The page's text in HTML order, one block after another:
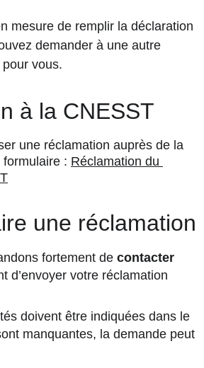
mesure de remplir la déclaration
demander à une autre
vous.
à la CNESST
une réclamation auprès de la
formulaire : Réclamation du
une réclamation
fortement de contacter
d’envoyer votre réclamation
doivent être indiquées dans le
manquantes, la demande peut